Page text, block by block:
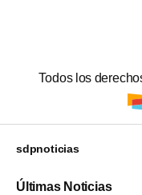
Todos los
sdpnoticias
Últimas Noticias